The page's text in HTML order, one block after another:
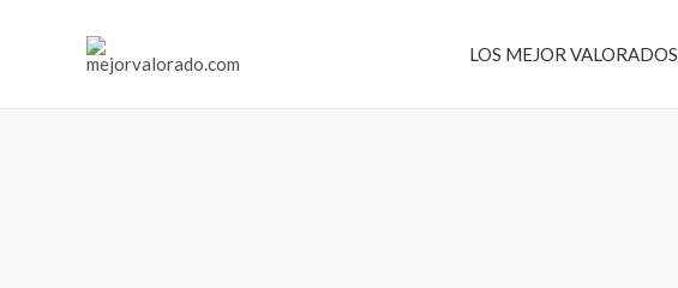
LOS MEJOR VALORADOS